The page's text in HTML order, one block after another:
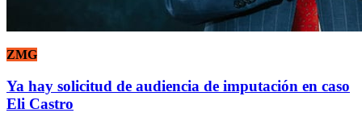
ZMG
Ya hay solicitud de audiencia de imputación en caso
Eli Castro